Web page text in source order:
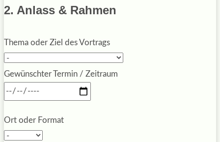
2. Anlass & Rahmen
Thema oder Ziel des Vortrags
Gewünschter Termin / Zeitraum
Ort oder Format